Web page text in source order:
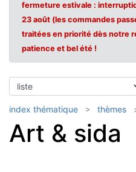
fermeture estivale :
23 août (les commandes
traitées en priorité dès notre
patience et bel été !
index thématique thèmes
Art & sida